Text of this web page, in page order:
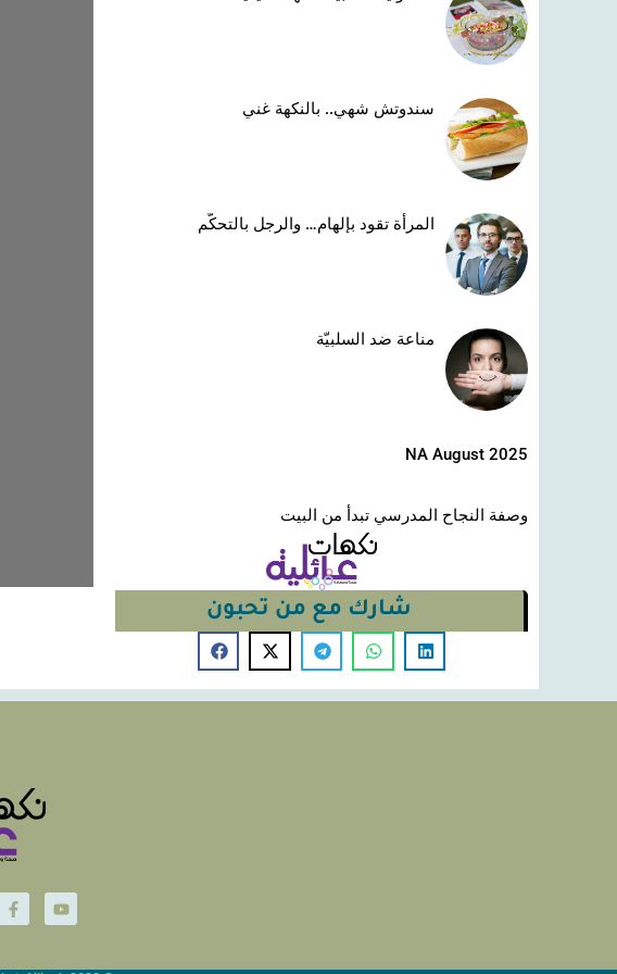
سندوتش شهي.. بالنكهة غني
المرأة تقود بإلهام… والرجل بالتحكّم
مناعة ضد السلبيّة
NA August 2025
وصفة النجاح المدرسي تبدأ من البيت
شارك مع من تحبون